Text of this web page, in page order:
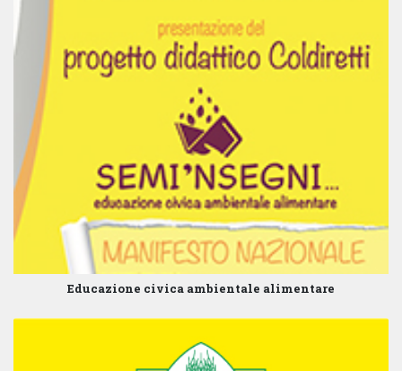
Educazione civica ambientale alimentare